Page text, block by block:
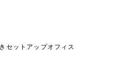
セットアップオフィス